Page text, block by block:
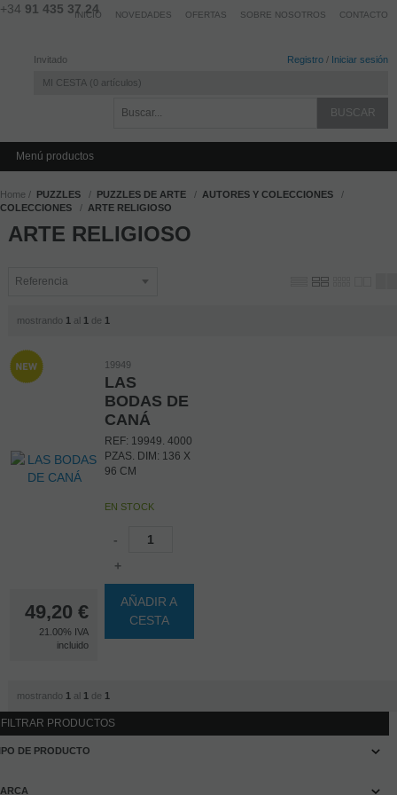
+34 91 435 37 24
Invitado Registro / Iniciar sesión
MI CESTA 0 artículos
INICIO NOVEDADES OFERTAS SOBRE NOSOTROS CONTACTO
Menú productos
Home PUZZLES PUZZLES DE ARTE
AUTORES Y COLECCIONES
COLECCIONES
ARTE RELIGIOSO
ARTE RELIGIOSO
mostrando 1 al 1 de 1
49,20 €
21.00% IVA
incluido
19949
LAS
BODAS DE
CANÁ
REF: 19949. 4000
PZAS. DIM: 136 X
96 CM
EN STOCK
-
+
AÑADIR A
CESTA
mostrando 1 al 1 de 1
FILTRAR PRODUCTOS
DE PRODUCTO